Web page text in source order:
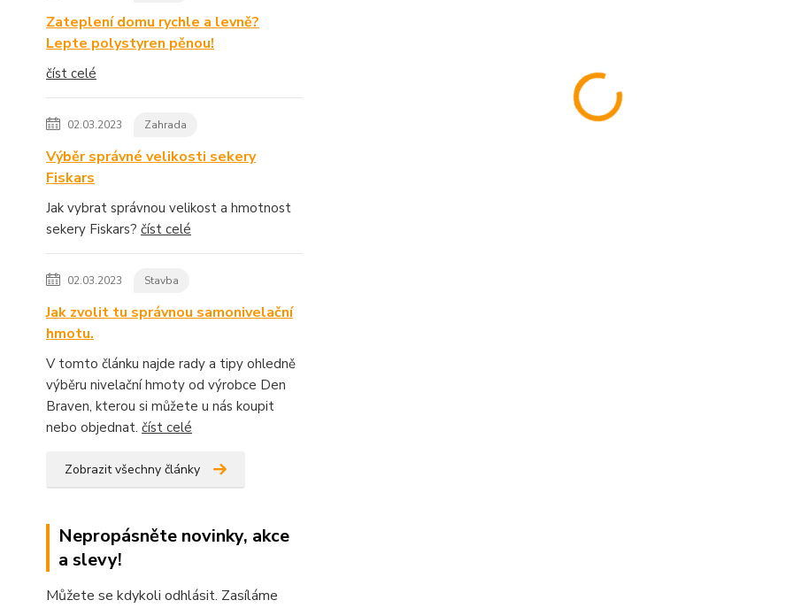
Zateplení domu rychle a levně?
Lepte polystyren pěnou!
číst celé
02.03.2023 Zahrada
Výběr správné velikosti sekery
Fiskars
Jak vybrat správnou velikost a hmotnost
sekery Fiskars? číst celé
02.03.2023 Stavba
Jak zvolit tu správnou samonivelační
hmotu.
V tomto článku najde rady a tipy ohledně
výběru nivelační hmoty od výrobce Den
Braven, kterou si můžete u nás koupit
nebo objednat. číst celé
Zobrazit všechny články
Nepropásněte novinky, akce
a slevy!
Můžete se kdykoli odhlásit. Zasíláme